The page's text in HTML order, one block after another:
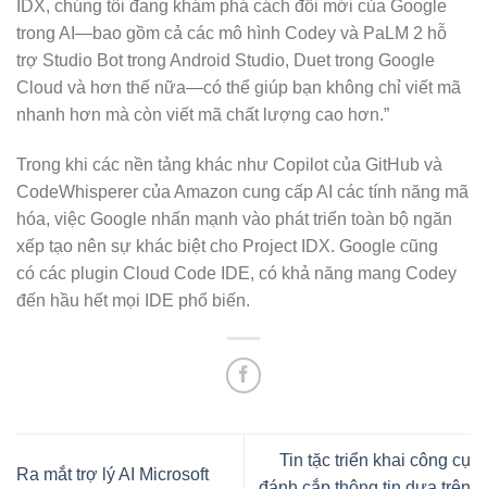
IDX, chúng tôi đang khám phá cách đổi mới của Google
trong AI—bao gồm cả các mô hình Codey và PaLM 2 hỗ
trợ Studio Bot trong Android Studio, Duet trong Google
Cloud và hơn thế nữa—có thể giúp bạn không chỉ viết mã
nhanh hơn mà còn viết mã chất lượng cao hơn.”
Trong khi các nền tảng khác như Copilot của GitHub và
CodeWhisperer của Amazon cung cấp AI các tính năng mã
hóa, việc Google nhấn mạnh vào phát triển toàn bộ ngăn
xếp tạo nên sự khác biệt cho Project IDX. Google cũng
có các plugin Cloud Code IDE, có khả năng mang Codey
đến hầu hết mọi IDE phổ biến.
Ra mắt trợ lý AI Microsoft
Tin tặc triển khai công cụ